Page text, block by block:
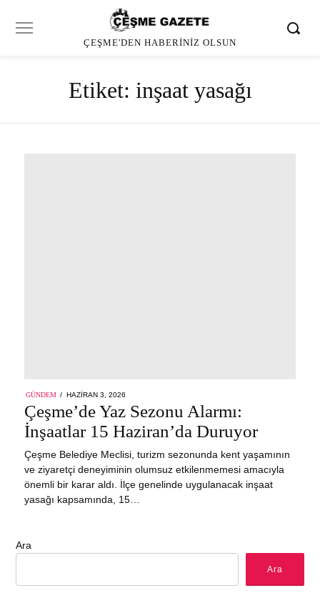
ÇEŞME'DEN HABERINIZ OLSUN
Etiket: inşaat yasağı
GÜNDEM
POSTED
HAZIRAN 3, 2026
Çeşme’de Yaz Sezonu Alarmı:
İnşaatlar 15 Haziran’da Duruyor
Çeşme Belediye Meclisi, turizm sezonunda kent yaşamının
ve ziyaretçi deneyiminin olumsuz etkilenmemesi amacıyla
önemli bir karar aldı. İlçe genelinde uygulanacak inşaat
yasağı kapsamında, 15…
Ara
Ara